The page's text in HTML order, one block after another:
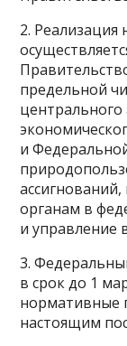
2. Реализация
предельной
и
органам в
и управление
3.
в срок до 1
нормативные
настоящим